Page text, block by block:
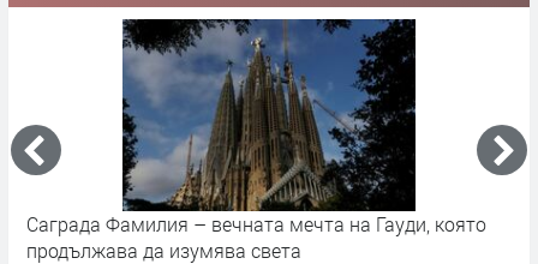
Саграда Фамилия – вечната мечта на Гауди, която
продължава да изумява света